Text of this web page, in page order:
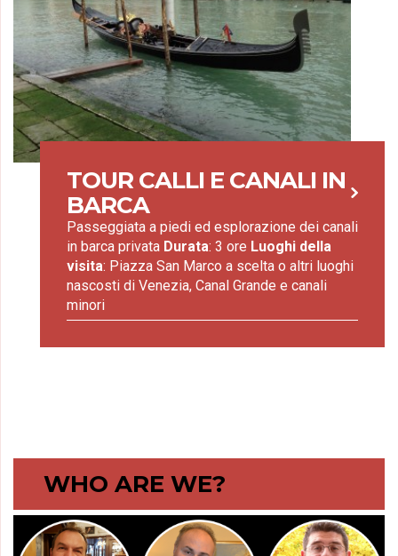
TOUR CALLI E CANALI IN
BARCA
Passeggiata a piedi ed esplorazione dei canali
in barca privata Durata: 3 ore Luoghi della
visita: Piazza San Marco a scelta o altri luoghi
nascosti di Venezia, Canal Grande e canali
minori
WHO ARE WE?